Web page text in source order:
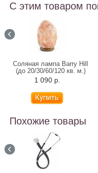
С этим товаром
Соляная лампа Barry Hill
(до 20/30/60/120 кв. м.)
1 090 р.
Похожие товары